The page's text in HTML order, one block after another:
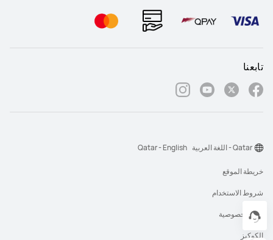
تابعنا
خريطة الموقع
شروط الاستخدام
بيان الخصوصية
الكوكيز
Qatar - اللغة العربية Qatar - English